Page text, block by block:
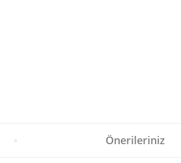
Önerileriniz